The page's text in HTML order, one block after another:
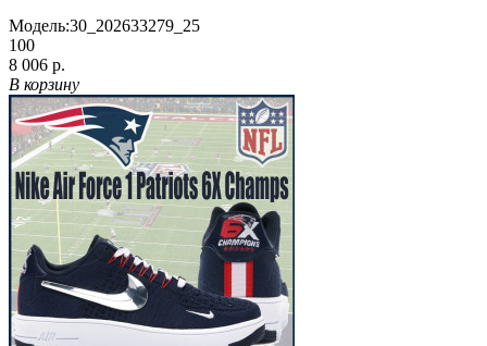
Модель:30_202633279_25
100
8 006 р.
В корзину